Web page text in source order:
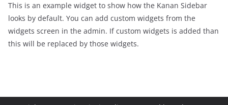
This is an example widget to show how the Kanan Sidebar
looks by default. You can add custom widgets from the
widgets screen in the admin. If custom widgets is added than
this will be replaced by those widgets.